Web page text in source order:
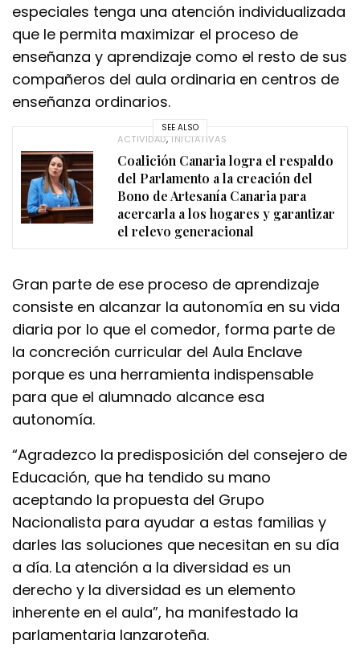
especiales tenga una atención individualizada
que le permita maximizar el proceso de
enseñanza y aprendizaje como el resto de sus
compañeros del aula ordinaria en centros de
enseñanza ordinarios.
SEE ALSO
ACTIVIDAD, INICIATIVAS
Coalición Canaria logra el respaldo
del Parlamento a la creación del
Bono de Artesanía Canaria para
acercarla a los hogares y garantizar
el relevo generacional
Gran parte de ese proceso de aprendizaje
consiste en alcanzar la autonomía en su vida
diaria por lo que el comedor, forma parte de
la concreción curricular del Aula Enclave
porque es una herramienta indispensable
para que el alumnado alcance esa
autonomía.
“Agradezco la predisposición del consejero de
Educación, que ha tendido su mano
aceptando la propuesta del Grupo
Nacionalista para ayudar a estas familias y
darles las soluciones que necesitan en su día
a día. La atención a la diversidad es un
derecho y la diversidad es un elemento
inherente en el aula”, ha manifestado la
parlamentaria lanzaroteña.